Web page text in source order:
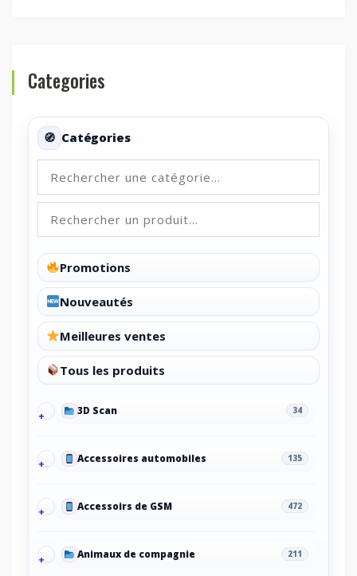
Categories
Catégories
Promotions
Nouveautés
Meilleures ventes
Tous les produits
3D Scan 34
Accessoires automobiles 135
Accessoirs de GSM 472
Animaux de compagnie 211